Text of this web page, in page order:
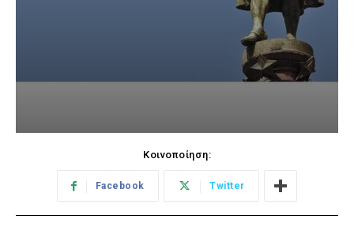
Κοινοποίηση:
Facebook Twitter